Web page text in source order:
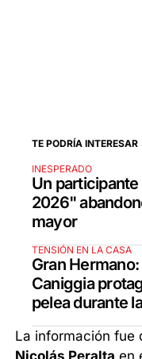
TE PODRÍA INTERESAR
INESPERADO
Un
2026"
mayor
TENSIÓN EN LA CASA
Gran
Caniggia
pelea durante
La información fue